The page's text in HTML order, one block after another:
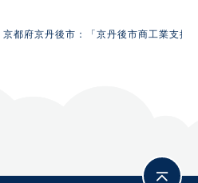
京都府京丹後市：「京丹後市商工業支